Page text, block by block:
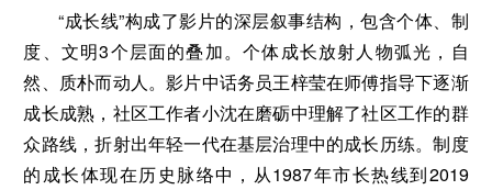
“成长线”构成了影片的深层叙事结构，包含个体、制
度、文明3个层面的叠加。个体成长放射人物弧光，自
然、质朴而动人。影片中话务员王梓莹在师傅指导下逐渐
成长成熟，社区工作者小沈在磨砺中理解了社区工作的群
众路线，折射出年轻一代在基层治理中的成长历练。制度
的成长体现在历史脉络中，从1987年市长热线到2019